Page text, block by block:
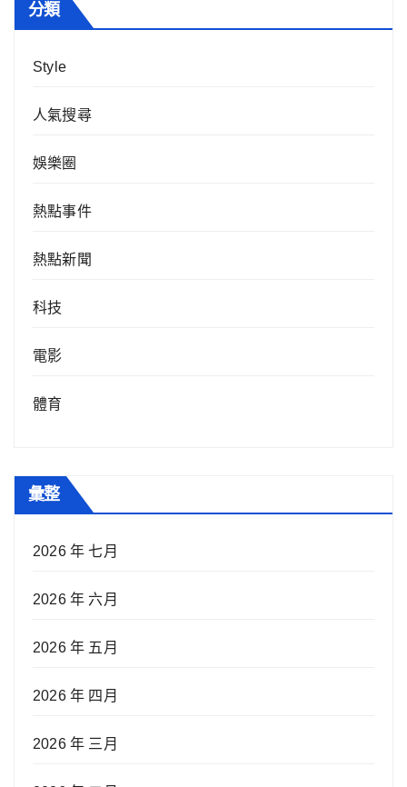
分類
Style
人氣搜尋
娛樂圈
熱點事件
熱點新聞
科技
電影
體育
彙整
2026 年 七月
2026 年 六月
2026 年 五月
2026 年 四月
2026 年 三月